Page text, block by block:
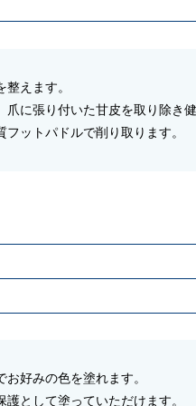
整えます。
爪に張り付いた甘皮を取り除き
フットパドルで削り取ります。
お好みの色を塗れます。
護として塗っていただけます。